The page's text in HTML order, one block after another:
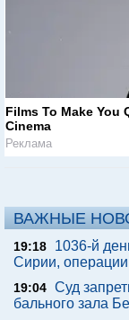
Films To Make You
Cinema
Реклама
ВАЖНЫЕ
19:18
1036-й
Сирии,
19:04 Суд
бального зала